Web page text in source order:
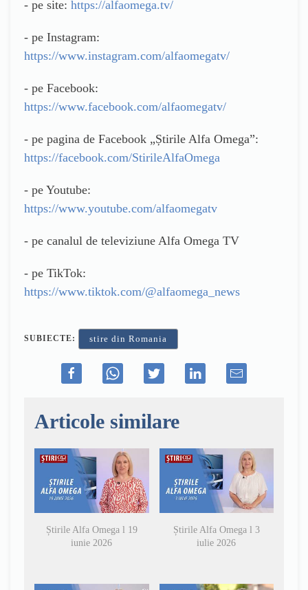
- pe site: https://alfaomega.tv/
- pe Instagram:
https://www.instagram.com/alfaomegatv/
- pe Facebook:
https://www.facebook.com/alfaomegatv/
- pe pagina de Facebook „Știrile Alfa Omega”:
https://facebook.com/StirileAlfaOmega
- pe Youtube:
https://www.youtube.com/alfaomegatv
- pe canalul de televiziune Alfa Omega TV
- pe TikTok:
https://www.tiktok.com/@alfaomega_news
SUBIECTE: stire din Romania
Articole similare
Știrile Alfa Omega l 19
iunie 2026
Știrile Alfa Omega l 3
iulie 2026